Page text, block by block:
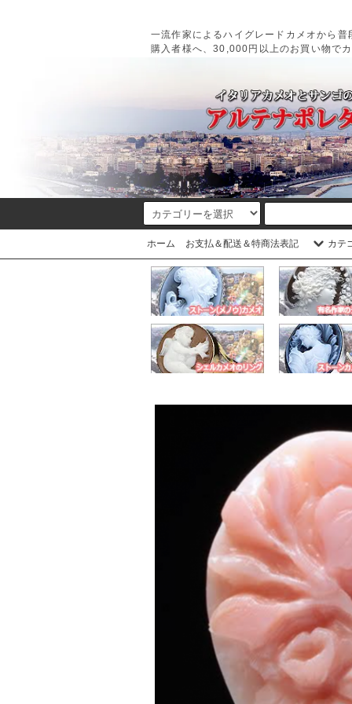
一流作家によるハイグレードカメオから
購入者様へ、30,000円以上のお買い物で
ホーム お支払＆配送＆特商法表記 カテ